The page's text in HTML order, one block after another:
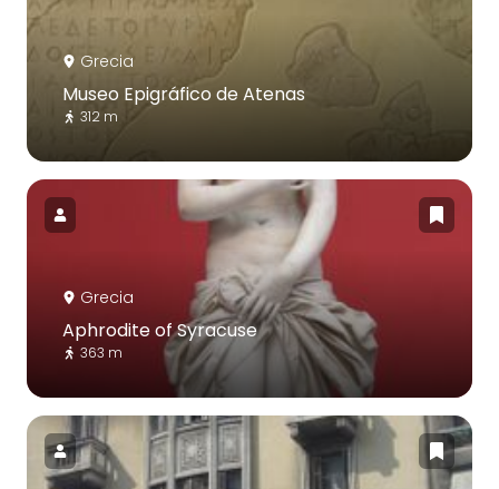
Grecia
Museo Epigráfico de Atenas
312 m
Grecia
Aphrodite of Syracuse
363 m